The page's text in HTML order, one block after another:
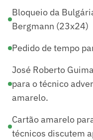
Bloqueio da
Bergmann (23x24)
Pedido de tempo
José Roberto
para o técnico
amarelo.
Cartão amarelo
técnicos discutem